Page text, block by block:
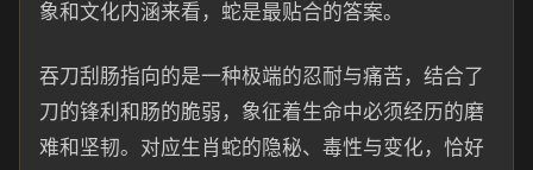
象和文化内涵来看，蛇是最贴合的答案。
吞刀刮肠指向的是一种极端的忍耐与痛苦，结合了
刀的锋利和肠的脆弱，象征着生命中必须经历的磨
难和坚韧。对应生肖蛇的隐秘、毒性与变化，恰好